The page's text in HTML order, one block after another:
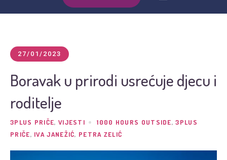
27/01/2023
Boravak u prirodi usrećuje djecu i
roditelje
3PLUS PRIČE, VIJESTI 1000 HOURS OUTSIDE,3PLUS
PRIČE, IVA JANEŽIĆ, PETRA ZELIĆ